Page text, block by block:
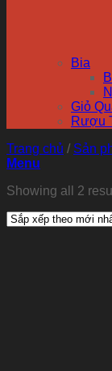
Bia
Giỏ
Rượu
Trang chủ / Sản
Menu
Showing all 2